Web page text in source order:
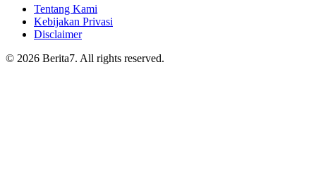
Tentang Kami
Kebijakan Privasi
Disclaimer
© 2026 Berita7. All rights reserved.